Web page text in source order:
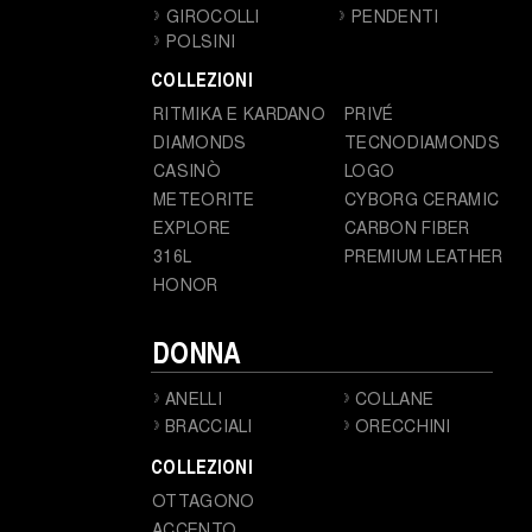
GIROCOLLI
POLSINI
PENDENTI
COLLEZIONI
RITMIKA E KARDANO
DIAMONDS
CASINÒ
METEORITE
EXPLORE
316L
HONOR
PRIVÉ
TECNODIAMONDS
LOGO
CYBORG CERAMIC
CARBON FIBER
PREMIUM LEATHER
DONNA
ANELLI
BRACCIALI
COLLANE
ORECCHINI
COLLEZIONI
OTTAGONO